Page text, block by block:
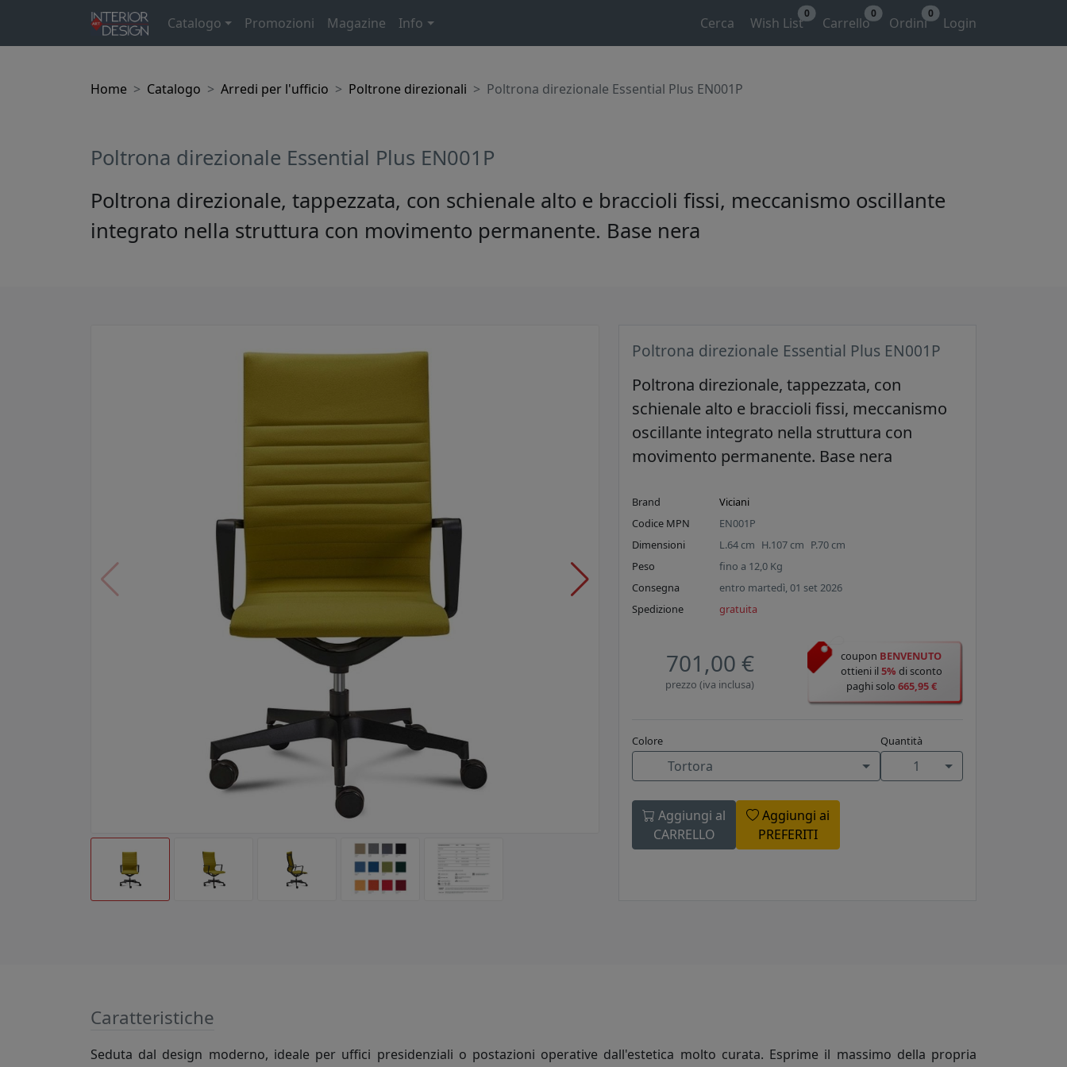
Catalogo Promozioni Magazine Info Cerca Wish List
0
Carrello
0
Ordini
0
Login
Home Catalogo Arredi per l'ufficio Poltrone direzionali Poltrona direzionale Essential Plus EN001P
Poltrona direzionale Essential Plus EN001P
Poltrona direzionale, tappezzata, con schienale alto e braccioli fissi, meccanismo oscillante
integrato nella struttura con movimento permanente. Base nera
Poltrona direzionale Essential Plus EN001P
Poltrona direzionale, tappezzata, con
schienale alto e braccioli fissi, meccanismo
oscillante integrato nella struttura con
movimento permanente. Base nera
Brand
Viciani
Codice MPN
EN001P
Dimensioni
L.64 cm H.107 cm P.70 cm
Peso
fino a 12,0 Kg
Consegna
entro martedì, 01 set 2026
Spedizione
gratuita
701,00 €
prezzo (iva inclusa)
coupon BENVENUTO
ottieni il5% di sconto
paghi solo 665,95 €
Colore
Tortora
Quantità
1
Aggiungi al
CARRELLO
Aggiungi ai
PREFERITI
Caratteristiche
Seduta dal design moderno, ideale per uffici presidenziali o postazioni operative dall'estetica molto curata. Esprime il massimo della propria